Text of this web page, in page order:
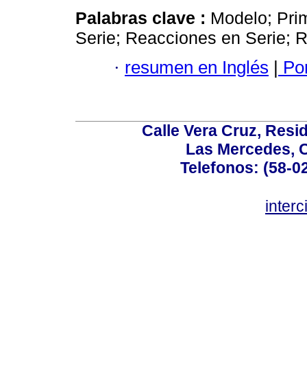
Palabras clave : Modelo;
Serie; Reacciones en Serie;
· resumen en Inglés |
Calle Vera Cruz,
Las Mercedes,
Telefonos: (58-